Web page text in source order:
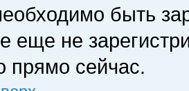
быть
еще не
прямо сейчас.